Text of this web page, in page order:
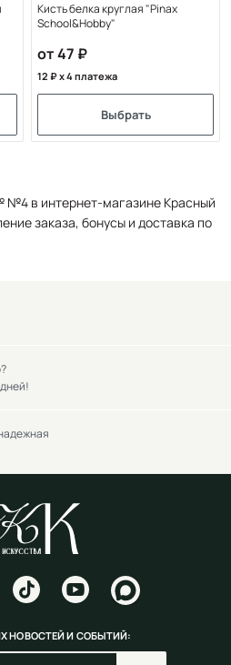
Кисть белка круглая "Pinax
School&Hobby"
от 47
12 x 4 платежа
Выбрать
№4 в интернет-магазине Красный
заказа, бонусы и доставка по
НОВОСТЕЙ И СОБЫТИЙ: